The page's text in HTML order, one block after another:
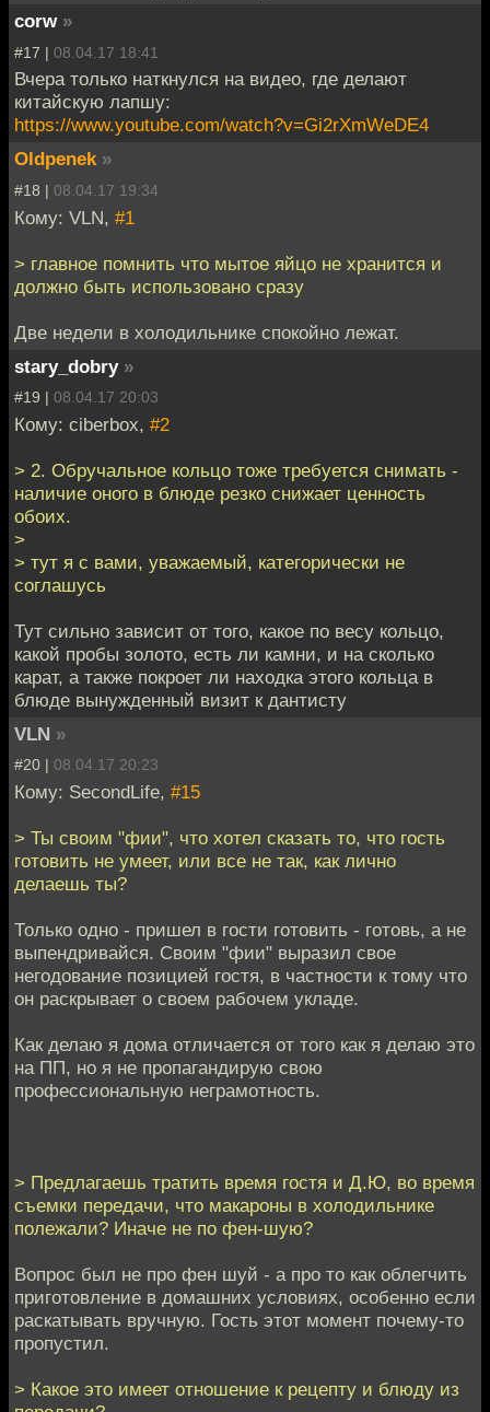
corw »
#17 | 08.04.17 18:41
Вчера только наткнулся на видео, где делают
китайскую лапшу:
https://www.youtube.com/watch?v=Gi2rXmWeDE4
Oldpenek »
#18 | 08.04.17 19:34
Кому: VLN, #1
> главное помнить что мытое яйцо не хранится и
должно быть использовано сразу
Две недели в холодильнике спокойно лежат.
stary_dobry »
#19 | 08.04.17 20:03
Кому: ciberbox, #2
> 2. Обручальное кольцо тоже требуется снимать -
наличие оного в блюде резко снижает ценность
обоих.
>
> тут я с вами, уважаемый, категорически не
соглашусь
Тут сильно зависит от того, какое по весу кольцо,
какой пробы золото, есть ли камни, и на сколько
карат, а также покроет ли находка этого кольца в
блюде вынужденный визит к дантисту
VLN »
#20 | 08.04.17 20:23
Кому: SecondLife, #15
> Ты своим "фии", что хотел сказать то, что гость
готовить не умеет, или все не так, как лично
делаешь ты?
Только одно - пришел в гости готовить - готовь, а не
выпендривайся. Своим "фии" выразил свое
негодование позицией гостя, в частности к тому что
он раскрывает о своем рабочем укладе.
Как делаю я дома отличается от того как я делаю это
на ПП, но я не пропагандирую свою
профессиональную неграмотность.
> Предлагаешь тратить время гостя и Д.Ю, во время
съемки передачи, что макароны в холодильнике
полежали? Иначе не по фен-шую?
Вопрос был не про фен шуй - а про то как облегчить
приготовление в домашних условиях, особенно если
раскатывать вручную. Гость этот момент почему-то
пропустил.
> Какое это имеет отношение к рецепту и блюду из